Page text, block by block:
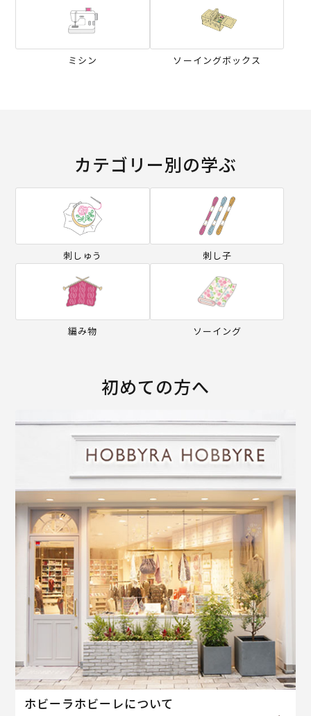
ミシン ソーイングボックス
カテゴリー別の学ぶ
刺しゅう 刺し子
編み物 ソーイング
初めての方へ
ホビーラホビーレについて